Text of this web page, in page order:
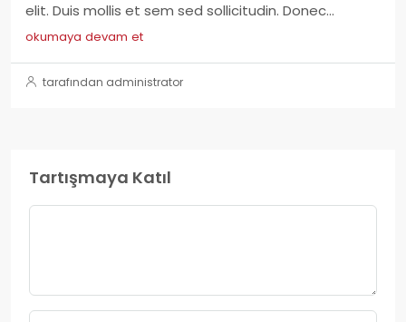
elit. Duis mollis et sem sed sollicitudin. Donec...
okumaya devam et
tarafından administrator
Tartışmaya Katıl